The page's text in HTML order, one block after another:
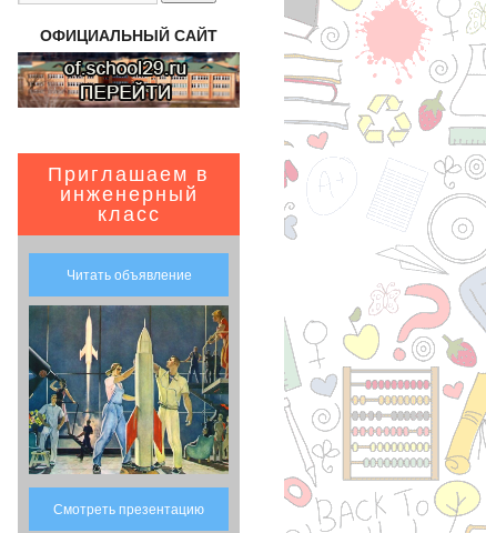
ОФИЦИАЛЬНЫЙ САЙТ
Приглашаем в
инженерный
класс
Читать объявление
Смотреть презентацию